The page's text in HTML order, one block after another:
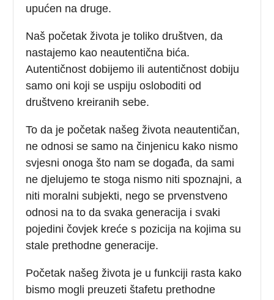
upućen na druge.
Naš početak života je toliko društven, da
nastajemo kao neautentična bića.
Autentičnost dobijemo ili autentičnost dobiju
samo oni koji se uspiju osloboditi od
društveno kreiranih sebe.
To da je početak našeg života neautentičan,
ne odnosi se samo na činjenicu kako nismo
svjesni onoga što nam se događa, da sami
ne djelujemo te stoga nismo niti spoznajni, a
niti moralni subjekti, nego se prvenstveno
odnosi na to da svaka generacija i svaki
pojedini čovjek kreće s pozicija na kojima su
stale prethodne generacije.
Početak našeg života je u funkciji rasta kako
bismo mogli preuzeti štafetu prethodne